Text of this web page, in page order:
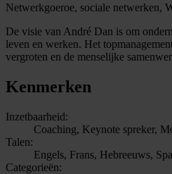
Netwerkgoeroe, sociale netwerken,
De visie van André Dan is om
leven en werken. Het
vergroten en de menselijke
Kenmerken
Inzetbaarheid:
Coaching, Keynote spreker,
Talen:
Engels, Frans, Hebreeuws,
Categorieën: